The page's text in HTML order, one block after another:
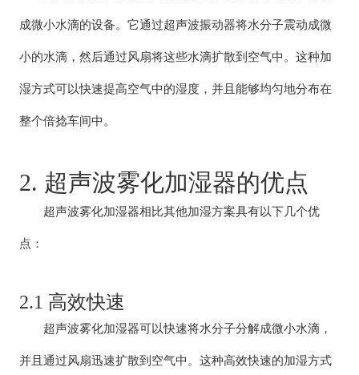
成微小水滴的设备。它通过超声波振动器将水分子震动成微
小的水滴，然后通过风扇将这些水滴扩散到空气中。这种加
湿方式可以快速提高空气中的湿度，并且能够均匀地分布在
整个倍捻车间中。
2. 超声波雾化加湿器的优点
超声波雾化加湿器相比其他加湿方案具有以下几个优
点：
2.1 高效快速
超声波雾化加湿器可以快速将水分子分解成微小水滴，
并且通过风扇迅速扩散到空气中。这种高效快速的加湿方式